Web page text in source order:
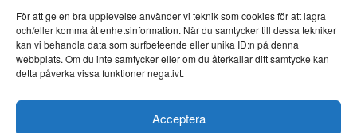
För att ge en bra upplevelse använder vi teknik som cookies för att lagra
och/eller komma åt enhetsinformation. När du samtycker till dessa tekniker
kan vi behandla data som surfbeteende eller unika ID:n på denna
webbplats. Om du inte samtycker eller om du återkallar ditt samtycke kan
detta påverka vissa funktioner negativt.
Acceptera
Vi matcher mennesker og bedrifter for å gjøre forretninger,
nettverke og inspirere hverandre. Live Expo er startet av
Sveriges mest erfarne entreprenører innen messer og events,
som har lansert over hundre nye messer, hvorav flere i dag er
ledende innen sine respektive bransjer. Med et fullpakket
innhold inspirerer, utvikler og oppdaterer vi våre besøkende, og
tar messemediets til et helt nytt nivå. Fra og med 26. juni 2026
er Live Expo et heleid datterselskap av Easyfairs Group, et